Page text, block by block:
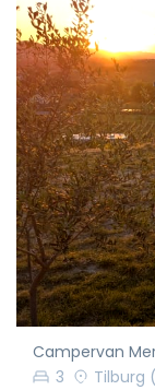
Campervan
3
Tilburg